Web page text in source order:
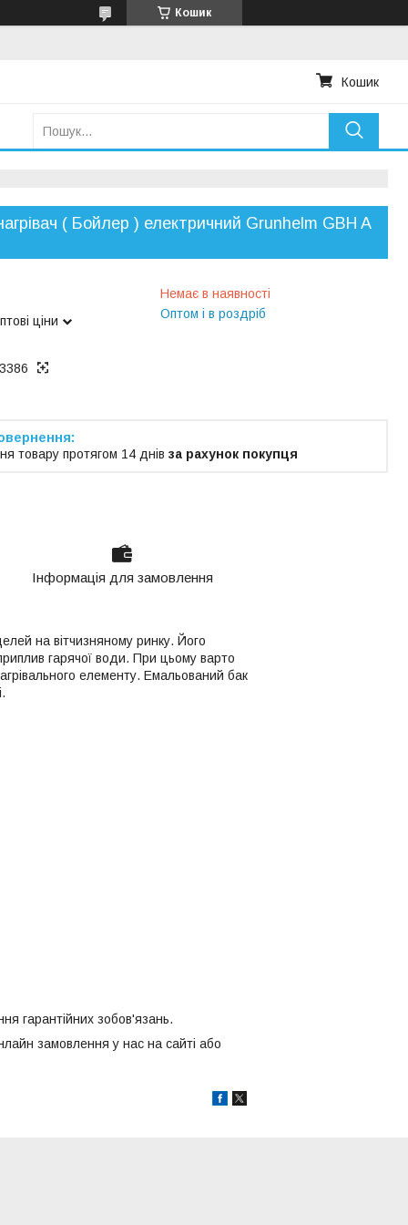
Кошик
Кошик
( Бойлер ) електричний Grunhelm GBH A
ціни
Немає в наявності
Оптом і в роздріб
товару протягом 14 днів за рахунок покупця
Інформація для замовлення
на вітчизняному ринку. Його
гарячої води. При цьому варто
елементу. Емальований бак
гарантійних зобов'язань.
замовлення у нас на сайті або